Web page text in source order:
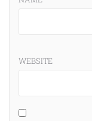
WEBSITE